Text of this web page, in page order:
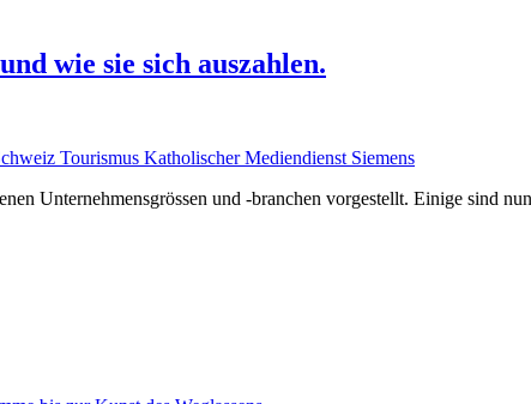
wie sie sich auszahlen.
Unternehmensgrössen und -branchen vorgestellt. Einige sind